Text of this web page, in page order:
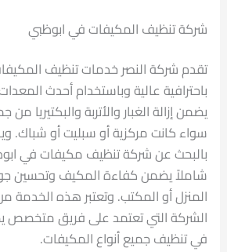
شركة تنظيف المكيفات في ابوظبي
تقدم شركة النصر خدمات تنظيف
باحترافية عالية وباستخدام أحدث المعدات
يضمن إزالة الغبار والأتربة والبكتيريا
سواء كانت مركزية أو سبليت أو شباك.
بالبحث عن شركة تنظيف مكيفات في
شاملاً يضمن كفاءة المكيف وتحسين
المنزل أو المكتب. وتعتبر هذه
الشركة التي تعتمد على فريق متخصص
في تنظيف جميع أنواع المكيفات.